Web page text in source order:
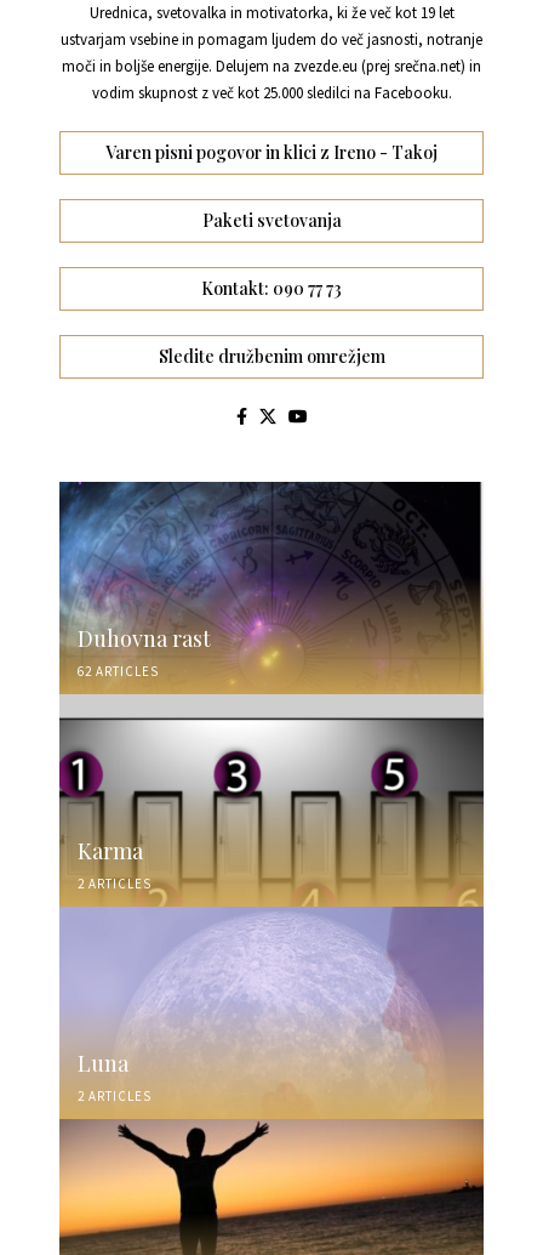
Urednica, svetovalka in motivatorka, ki že več kot 19 let
ustvarjam vsebine in pomagam ljudem do več jasnosti, notranje
moči in boljše energije. Delujem na zvezde.eu (prej srečna.net) in
vodim skupnost z več kot 25.000 sledilci na Facebooku.
Varen pisni pogovor in klici z Ireno - Takoj
Paketi svetovanja
Kontakt: 090 77 73
Sledite družbenim omrežjem
Duhovna rast
62 ARTICLES
Karma
2 ARTICLES
Luna
2 ARTICLES